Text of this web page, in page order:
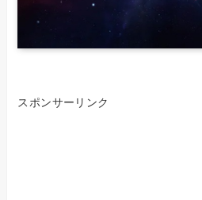
スポンサーリンク